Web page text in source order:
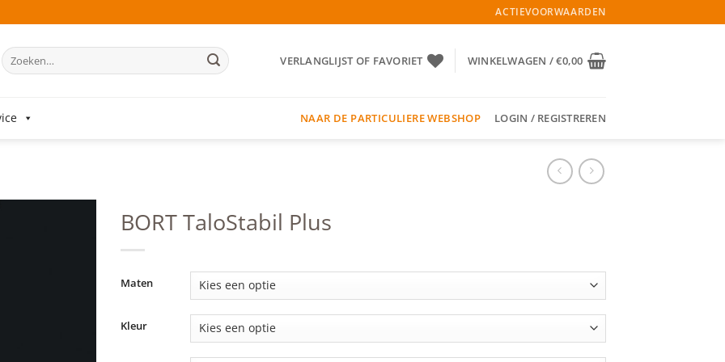
ACTIEVOORWAARDEN
Zoeken
naar:
VERLANGLIJST OF FAVORIET WINKELWAGEN /€0,00
NAAR DE PARTICULIERE WEBSHOP LOGIN / REGISTREREN
BORT TaloStabil Plus
Maten
Kleur